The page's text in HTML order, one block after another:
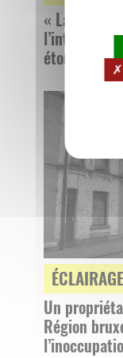
« La Cour
ÉCLAIRAGE
Un
Région
✗